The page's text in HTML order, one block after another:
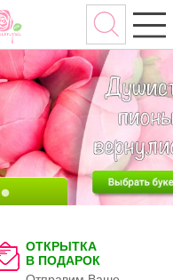
ОТКРЫТКА
В ПОДАРОК